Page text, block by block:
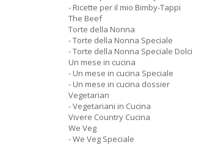
- Ricette per il mio Bimby-Tappi
The Beef
Torte della Nonna
- Torte della Nonna Speciale
- Torte della Nonna Speciale Dolci
Un mese in cucina
- Un mese in cucina Speciale
- Un mese in cucina dossier
Vegetarian
- Vegetariani in Cucina
Vivere Country Cucina
We Veg
- We Veg Speciale